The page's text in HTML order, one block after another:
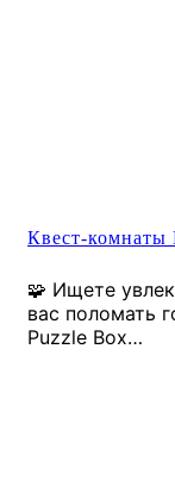
Квест-
🧩 Ищете
вас поломать
Puzzle Box…